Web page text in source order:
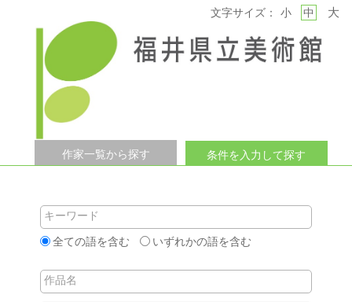
文字サイズ： 小 中 大
条件を入力して探す
作家一覧から探す
キーワード
全ての語を含む いずれかの語を含む
作品名